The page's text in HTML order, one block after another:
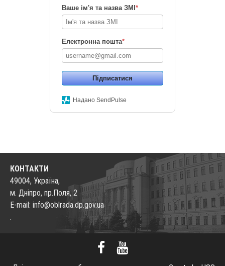
Ваше ім'я та назва ЗМІ *
Електронна пошта*
Підписатися
Надано SendPulse
КОНТАКТИ
49004, Україна,
м. Дніпро, пр.Поля, 2
E-mail: info@oblrada.dp.gov.ua
.